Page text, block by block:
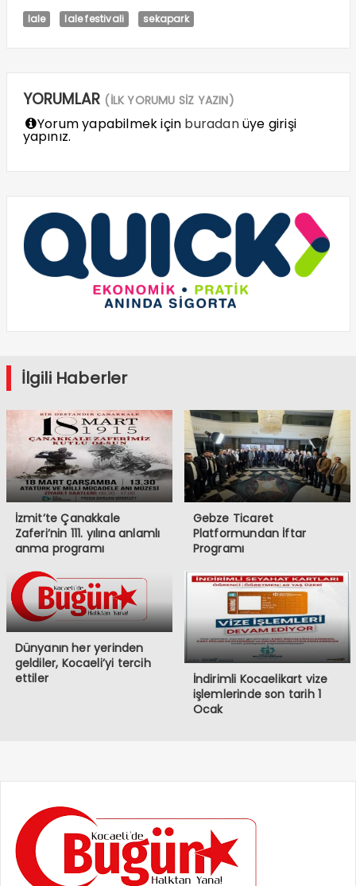
lale lale festivali sekapark
YORUMLAR (İLK YORUMU SİZ YAZIN)
Yorum yapabilmek için buradanüye girişi
yapınız.
İlgili Haberler
İzmit’te Çanakkale
Zaferi’nin 111. yılına anlamlı
anma programı
Gebze Ticaret
Platformundan İftar
Programı
Dünyanın her yerinden
geldiler, Kocaeli’yi tercih
ettiler
İndirimli Kocaelikart vize
işlemlerinde son tarih 1
Ocak